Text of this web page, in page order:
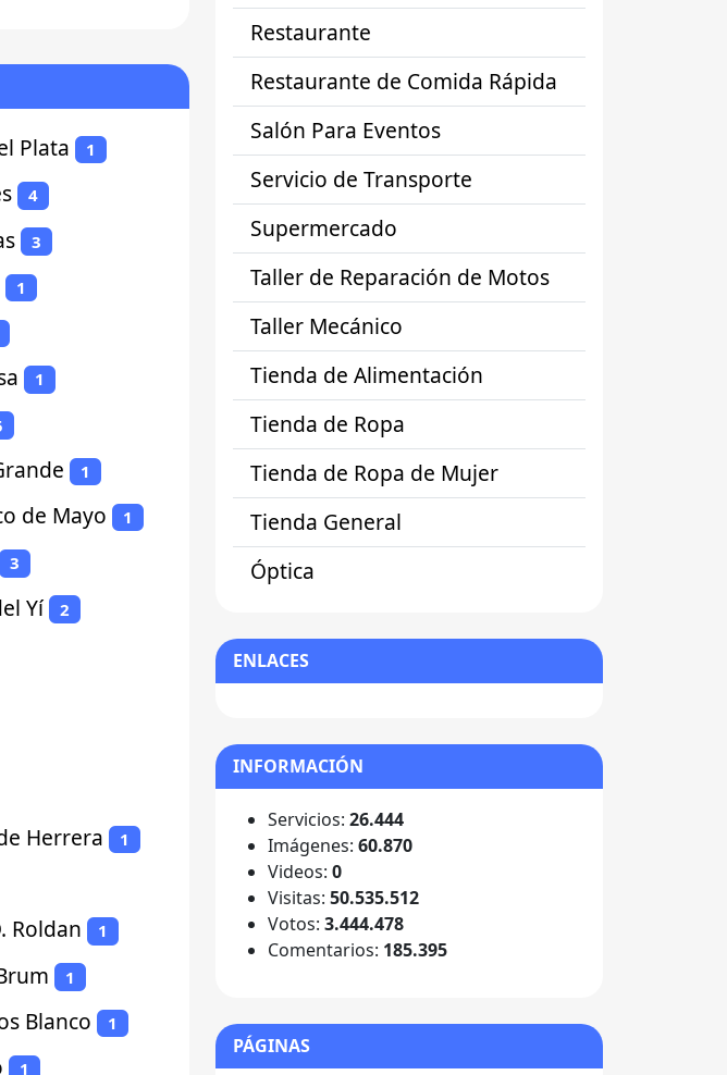
Plata 1
4
3
1
1
1
de Mayo 1
3
Yí 2
Herrera 1
Roldan 1
1
Blanco 1
1
Restaurante
Restaurante de Comida Rápida
Salón Para Eventos
Servicio de Transporte
Supermercado
Taller de Reparación de Motos
Taller Mecánico
Tienda de Alimentación
Tienda de Ropa
Tienda de Ropa de Mujer
Tienda General
Óptica
ENLACES
INFORMACIÓN
Servicios: 26.444
Imágenes: 60.870
Videos: 0
Visitas: 50.535.512
Votos: 3.444.478
Comentarios: 185.395
PÁGINAS